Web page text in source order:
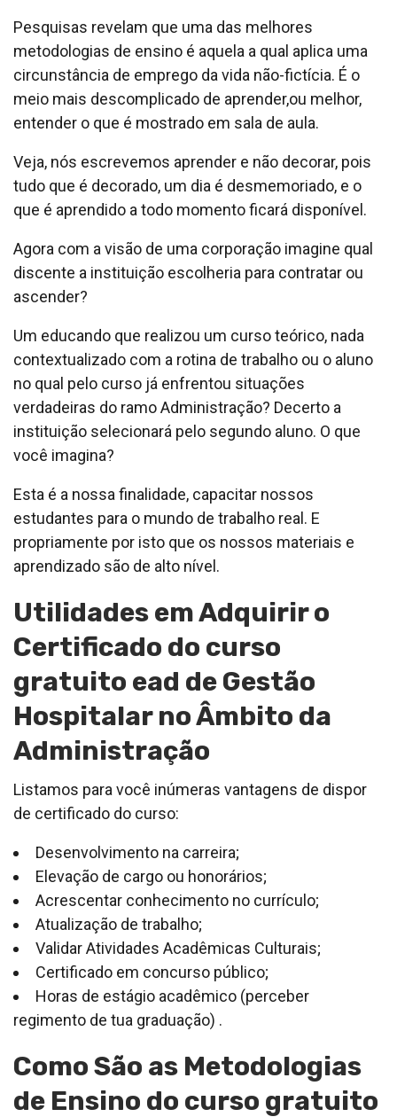
Pesquisas revelam que uma das melhores
metodologias de ensino é aquela a qual aplica uma
circunstância de emprego da vida não-fictícia. É o
meio mais descomplicado de aprender,ou melhor,
entender o que é mostrado em sala de aula.
Veja, nós escrevemos aprender e não decorar, pois
tudo que é decorado, um dia é desmemoriado, e o
que é aprendido a todo momento ficará disponível.
Agora com a visão de uma corporação imagine qual
discente a instituição escolheria para contratar ou
ascender?
Um educando que realizou um curso teórico, nada
contextualizado com a rotina de trabalho ou o aluno
no qual pelo curso já enfrentou situações
verdadeiras do ramo Administração? Decerto a
instituição selecionará pelo segundo aluno. O que
você imagina?
Esta é a nossa finalidade, capacitar nossos
estudantes para o mundo de trabalho real. E
propriamente por isto que os nossos materiais e
aprendizado são de alto nível.
Utilidades em Adquirir o
Certificado do curso
gratuito ead de Gestão
Hospitalar no Âmbito da
Administração
Listamos para você inúmeras vantagens de dispor
de certificado do curso:
Desenvolvimento na carreira;
Elevação de cargo ou honorários;
Acrescentar conhecimento no currículo;
Atualização de trabalho;
Validar Atividades Acadêmicas Culturais;
Certificado em concurso público;
Horas de estágio acadêmico (perceber
regimento de tua graduação) .
Como São as Metodologias
de Ensino do curso gratuito